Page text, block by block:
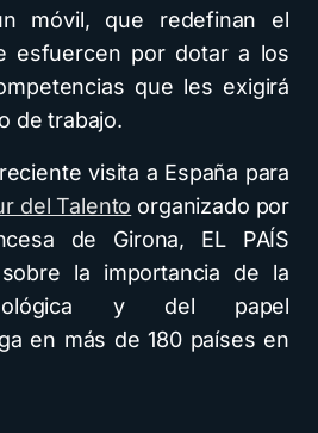
móvil, que redefinan el
esfuercen por dotar a los
que les exigirá
de trabajo.
visita a España para
del Talento organizado por
de Girona, EL PAÍS
la importancia de la
y del papel
en más de 180 países en